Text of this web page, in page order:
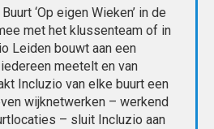
‘Op eigen Wieken’ in de
met het klussenteam of in
Leiden bouwt aan een
meetelt en van
Incluzio van elke buurt een
wijknetwerken – werkend
– sluit Incluzio aan